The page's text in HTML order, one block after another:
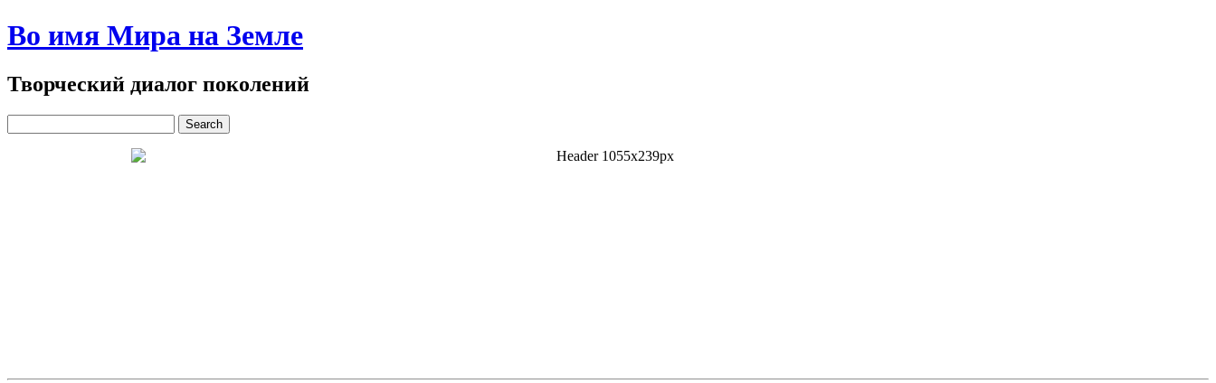
Во имя Мира на Земле
Творческий диалог поколений